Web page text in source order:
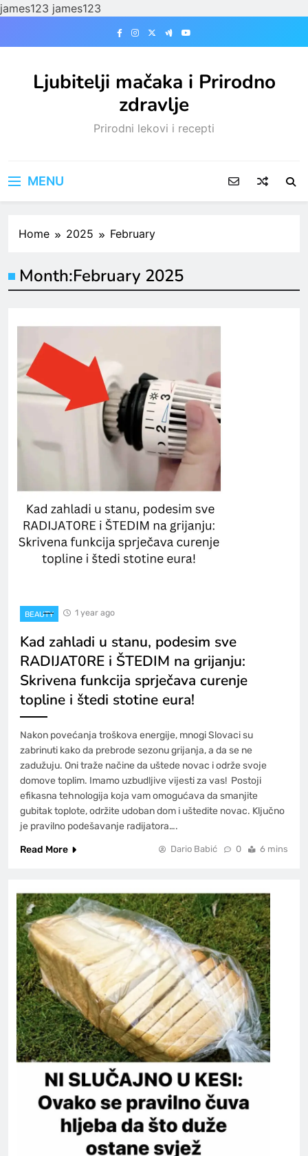
james123 james123
Ljubitelji mačaka i Prirodno
zdravlje
Prirodni lekovi i recepti
MENU
Home 2025 February
Month:February 2025
BEAUTY 1 year ago
Kad zahladi u stanu, podesim sve
RADIJAT0RE i ŠTEDIM na grijanju:
Skrivena funkcija sprječava curenje
topline i štedi stotine eura!
Nakon povećanja troškova energije, mnogi Slovaci su
zabrinuti kako da prebrode sezonu grijanja, a da se ne
zadužuju. Oni traže načine da uštede novac i održe svoje
domove toplim. Imamo uzbudljive vijesti za vas! Postoji
efikasna tehnologija koja vam omogućava da smanjite
gubitak toplote, održite udoban dom i uštedite novac. Ključno
je pravilno podešavanje radijatora….
Read More
Dario Babić 0 6 mins